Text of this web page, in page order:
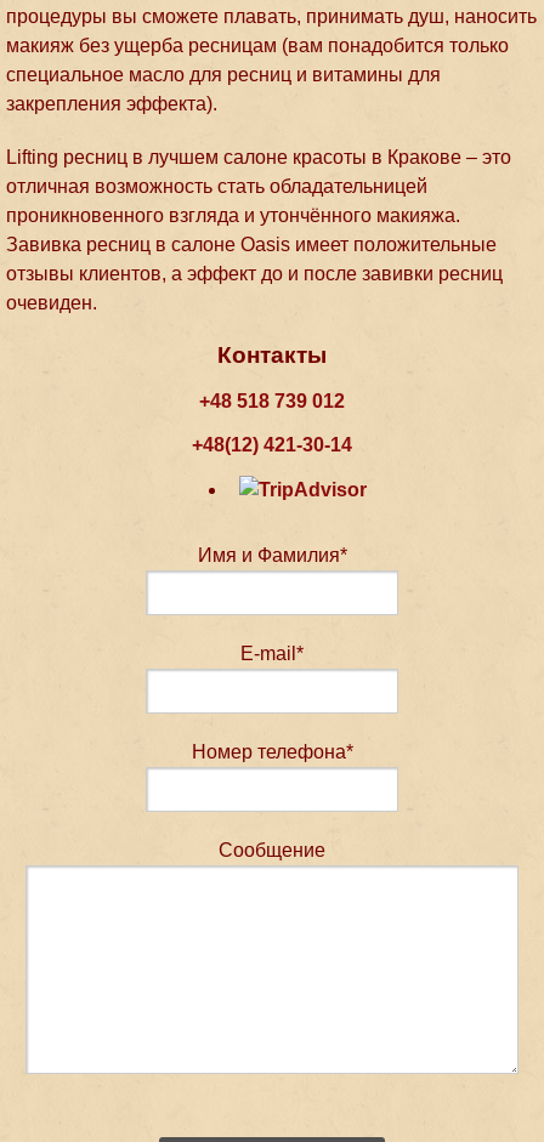
процедуры вы сможете плавать, принимать душ, наносить
макияж без ущерба ресницам (вам понадобится только
специальное масло для ресниц и витамины для
закрепления эффекта).
Lifting ресниц в лучшем салоне красоты в Кракове – это
отличная возможность стать обладательницей
проникновенного взгляда и утончённого макияжа.
Завивка ресниц в салоне Oasis имеет положительные
отзывы клиентов, а эффект до и после завивки ресниц
очевиден.
Контакты
+48 518 739 012
+48(12) 421-30-14
Имя и Фамилия*
E-mail*
Номер телефона*
Сообщение